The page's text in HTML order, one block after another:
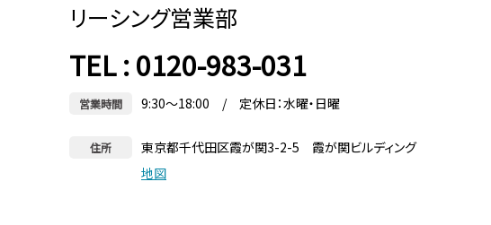
リーシング営業部
TEL : 0120-983-031
営業時間 9:30～18:00 / 定休日：水曜・日曜
住所
東京都千代田区霞が関3-2-5 霞が関ビルディング
地図